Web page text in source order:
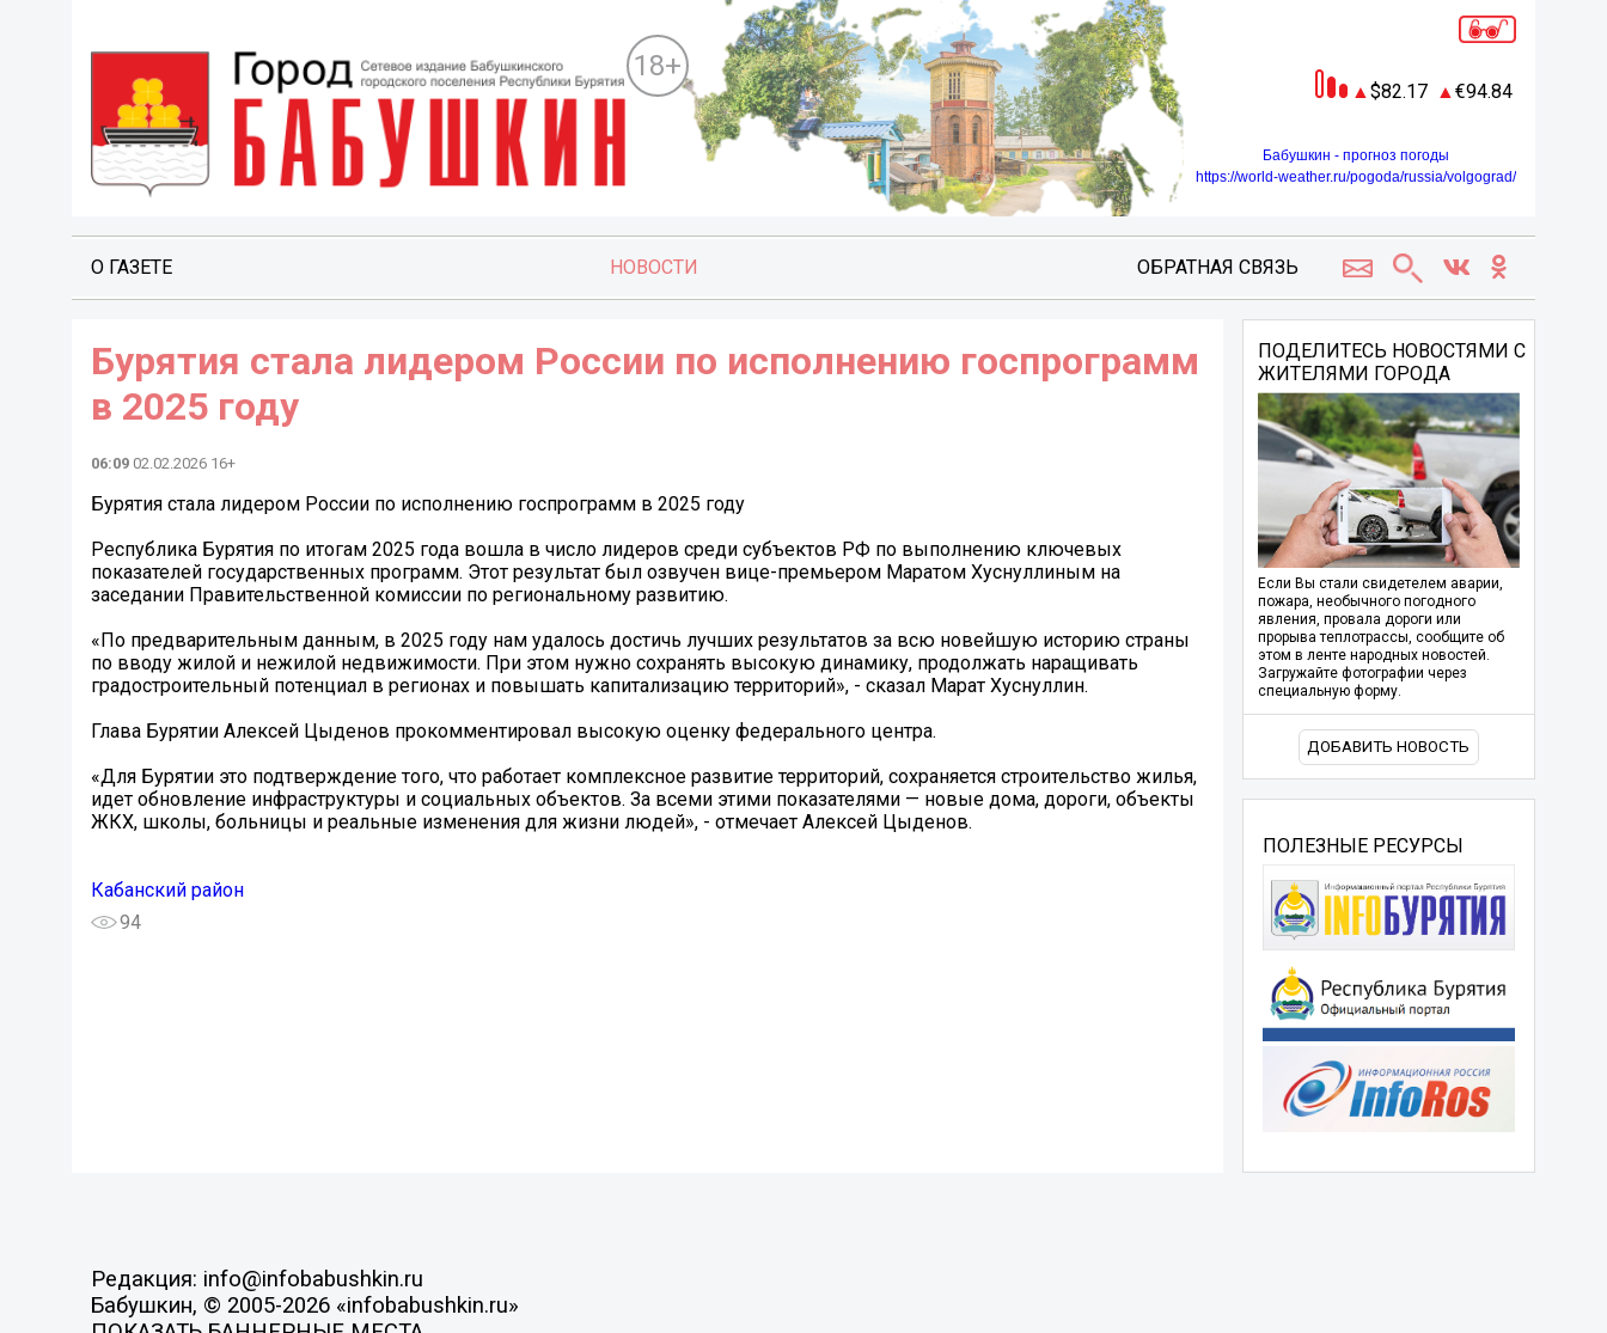
18+
82.17 94.84
Бабушкин - прогноз погоды
https://world-weather.ru/pogoda/russia/volgograd/
О ГАЗЕТЕ НОВОСТИ ОБРАТНАЯ СВЯЗЬ
Бурятия стала лидером России по исполнению госпрограмм
в 2025 году
06:09 02.02.2026 16+
Бурятия стала лидером России по исполнению госпрограмм в 2025 году
Республика Бурятия по итогам 2025 года вошла в число лидеров среди субъектов РФ по выполнению ключевых
показателей государственных программ. Этот результат был озвучен вице-премьером Маратом Хуснуллиным на
заседании Правительственной комиссии по региональному развитию.
«По предварительным данным, в 2025 году нам удалось достичь лучших результатов за всю новейшую историю страны
по вводу жилой и нежилой недвижимости. При этом нужно сохранять высокую динамику, продолжать наращивать
градостроительный потенциал в регионах и повышать капитализацию территорий», - сказал Марат Хуснуллин.
Глава Бурятии Алексей Цыденов прокомментировал высокую оценку федерального центра.
«Для Бурятии это подтверждение того, что работает комплексное развитие территорий, сохраняется строительство жилья,
идет обновление инфраструктуры и социальных объектов. За всеми этими показателями — новые дома, дороги, объекты
ЖКХ, школы, больницы и реальные изменения для жизни людей», - отмечает Алексей Цыденов.
Кабанский район
94
ПОДЕЛИТЕСЬ НОВОСТЯМИ С
ЖИТЕЛЯМИ ГОРОДА
Если Вы стали свидетелем аварии,
пожара, необычного погодного
явления, провала дороги или
прорыва теплотрассы, сообщите об
этом в ленте народных новостей.
Загружайте фотографии через
специальную форму.
ДОБАВИТЬ НОВОСТЬ
ПОЛЕЗНЫЕ РЕСУРСЫ
Редакция: info@infobabushkin.ru
Бабушкин, © 2005-2026 «infobabushkin.ru»